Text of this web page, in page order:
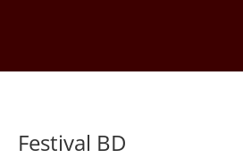
Festival BD